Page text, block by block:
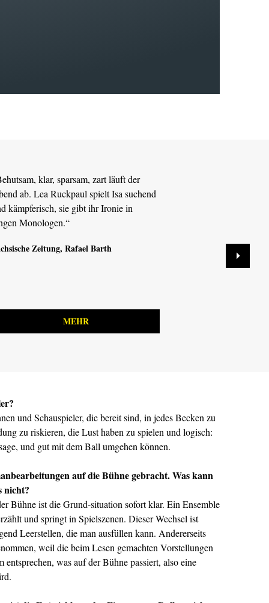
klar, sparsam, zart läuft der
ab. Lea Ruckpaul spielt Isa suchend
kämpferisch, sie gibt ihr Ironie in
Monologen.“
Zeitung, Rafael Barth
MEHR
und Schauspieler, die bereit sind, in jedes Becken zu
zu riskieren, die Lust haben zu spielen und logisch:
und gut mit dem Ball umgehen können.
auf die Bühne gebracht. Was kann
nicht?
Bühne ist die Grund-situation sofort klar. Ein Ensemble
und springt in Spielszenen. Dieser Wechsel ist
Leerstellen, die man ausfüllen kann. Andererseits
weil die beim Lesen gemachten Vorstellungen
was auf der Bühne passiert, also eine